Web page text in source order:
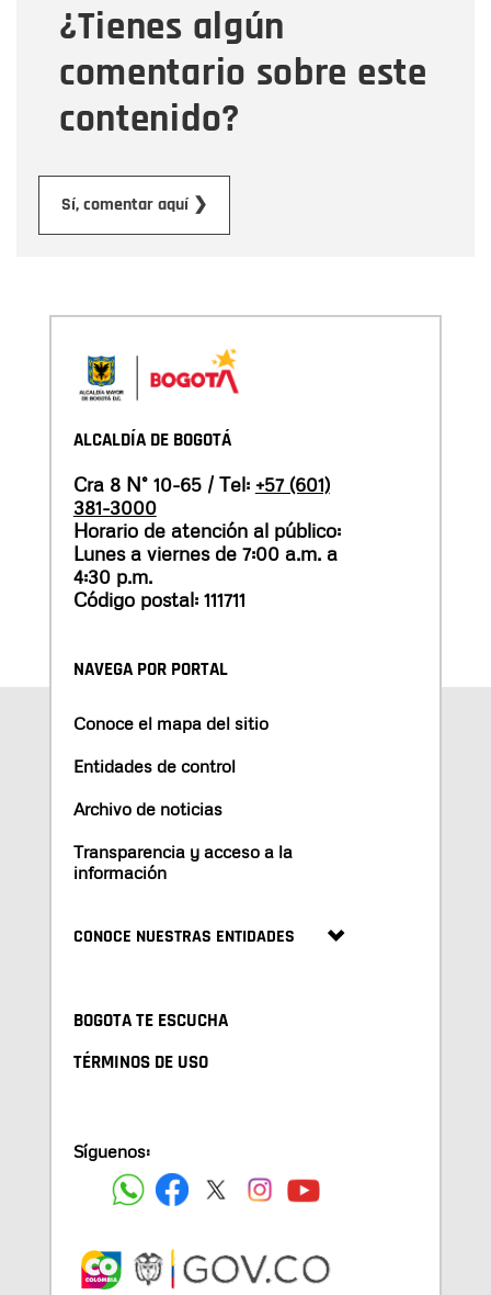
¿Tienes algún
comentario sobre este
contenido?
Sí, comentar aquí ❯
Mensaje
ALCALDÍA DE BOGOTÁ
Cra 8 N° 10-65 / Tel: +57 (601)
381-3000
Horario de atención al público:
Lunes a viernes de 7:00 a.m. a
4:30 p.m.
Código postal: 111711
NAVEGA POR PORTAL
Conoce el mapa del sitio
Entidades de control
Archivo de noticias
Transparencia y acceso a la
información
CONOCE NUESTRAS ENTIDADES
BOGOTA TE ESCUCHA
TÉRMINOS DE USO
Síguenos: